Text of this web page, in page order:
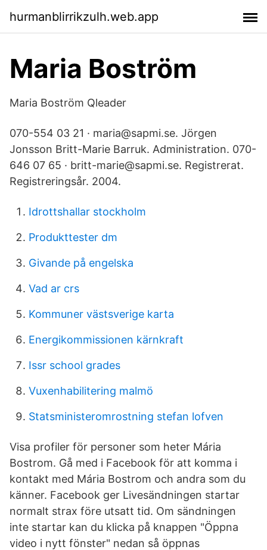
hurmanblirrikzulh.web.app
Maria Boström
Maria Boström Qleader
070-554 03 21 · maria@sapmi.se. Jörgen
Jonsson Britt-Marie Barruk. Administration. 070-
646 07 65 · britt-marie@sapmi.se. Registrerat.
Registreringsår. 2004.
Idrottshallar stockholm
Produkttester dm
Givande på engelska
Vad ar crs
Kommuner västsverige karta
Energikommissionen kärnkraft
Issr school grades
Vuxenhabilitering malmö
Statsministeromrostning stefan lofven
Visa profiler för personer som heter Mária
Bostrom. Gå med i Facebook för att komma i
kontakt med Mária Bostrom och andra som du
känner. Facebook ger Livesändningen startar
normalt strax före utsatt tid. Om sändningen
inte startar kan du klicka på knappen "Öppna
video i nytt fönster" nedan så öppnas